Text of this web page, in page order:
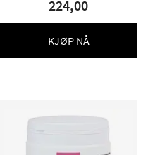
224,00
KJØP NÅ